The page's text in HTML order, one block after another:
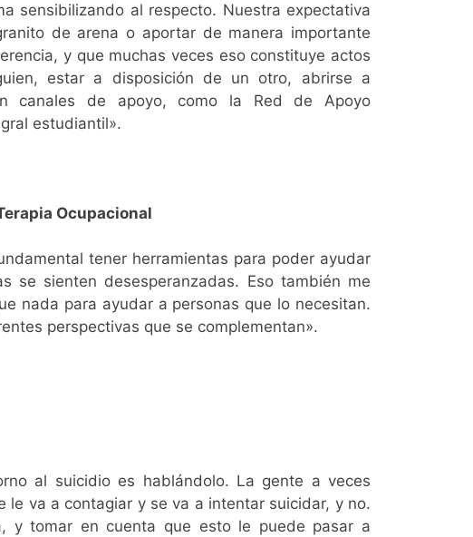
sensibilizando al respecto. Nuestra expectativa
de arena o aportar de manera importante
y que muchas veces eso constituye actos
estar a disposición de un otro, abrirse a
canales de apoyo, como la Red de Apoyo
estudiantil».
Ocupacional
tener herramientas para poder ayudar
se sienten desesperanzadas. Eso también me
nada para ayudar a personas que lo necesitan.
perspectivas que se complementan».
al suicidio es hablándolo. La gente a veces
le va a contagiar y se va a intentar suicidar, y no.
y tomar en cuenta que esto le puede pasar a